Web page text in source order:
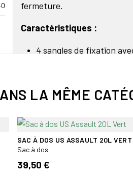
fermeture.
Caractéristiques :
4 sangles de fixation
Système de ventilation
Poche d'identification
Dimensions : 80 x 38 x 38
Attention ! Le sac n'est pas
LA MÊME
SAC À DOS US ASSAULT 20L VERT
Sac à dos
39,50 €